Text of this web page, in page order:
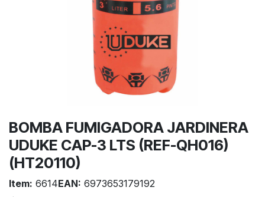
BOMBA FUMIGADORA JARDINERA
UDUKE CAP-3 LTS (REF-QH016)
(HT20110)
Item: 6614EAN: 6973653179192